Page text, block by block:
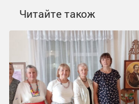
Читайте також